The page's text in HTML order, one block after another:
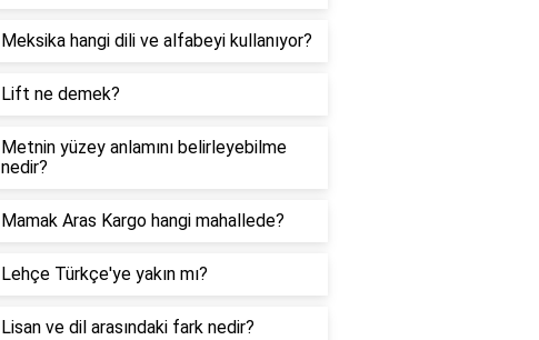
Meksika hangi dili ve alfabeyi kullanıyor?
Lift ne demek?
Metnin yüzey anlamını belirleyebilme
nedir?
Mamak Aras Kargo hangi mahallede?
Lehçe Türkçe'ye yakın mı?
Lisan ve dil arasındaki fark nedir?